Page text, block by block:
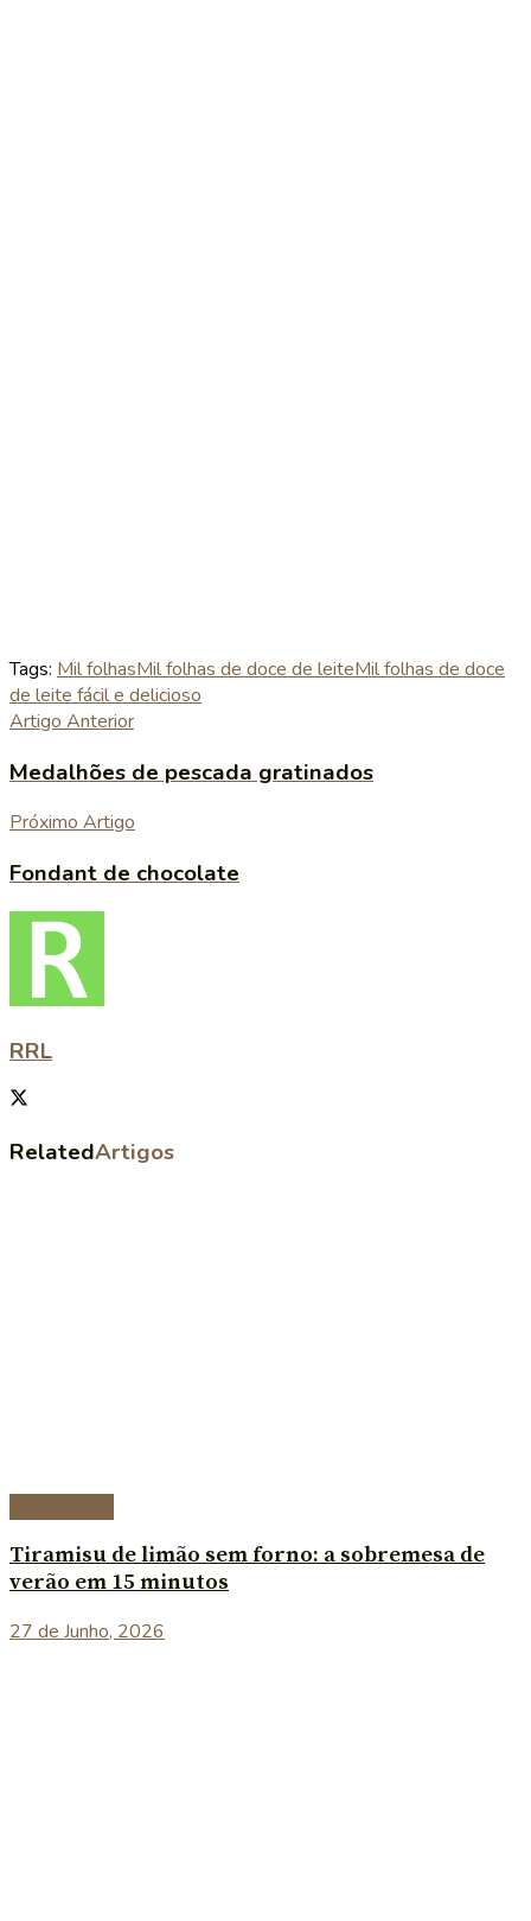
Tags: Mil folhasMil folhas de doce de leiteMil folhas de doce
de leite fácil e delicioso
Artigo Anterior
Medalhões de pescada gratinados
Próximo Artigo
Fondant de chocolate
RRL
RelatedArtigos
Tiramisu de limão sem forno: a sobremesa de
verão em 15 minutos
27 de Junho, 2026